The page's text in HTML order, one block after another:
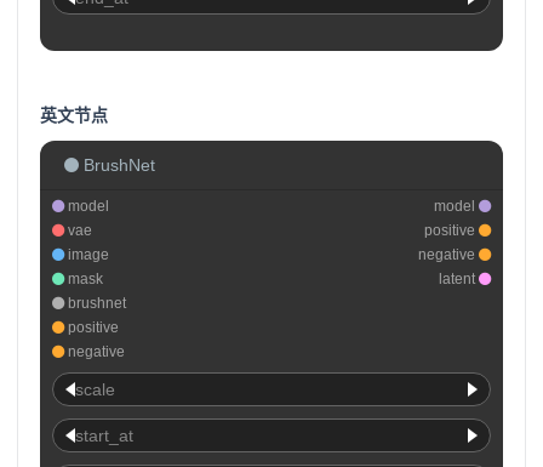
英文节点
BrushNet
model
vae
image
mask
brushnet
positive
negative
model
positive
negative
latent
scale
start_at